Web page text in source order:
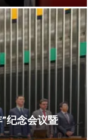
纪念会议暨